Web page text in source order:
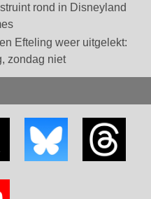
rond in Disneyland
Efteling weer uitgelekt:
zondag niet